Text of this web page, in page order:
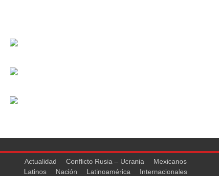
Actualidad Conflicto Rusia – Ucrania
Mexicanos
Latinos
Nación Latinoamérica
Internacionales